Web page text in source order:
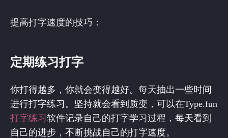
提高打字速度的技巧：
定期练习打字
你打得越多，你就会变得越好。每天抽出一些时间
进行打字练习。坚持就会看到质变，可以在Type.fun
打字练习 软件记录自己的打字学习过程，每天看到
自己的进步，不断挑战自己的打字速度。